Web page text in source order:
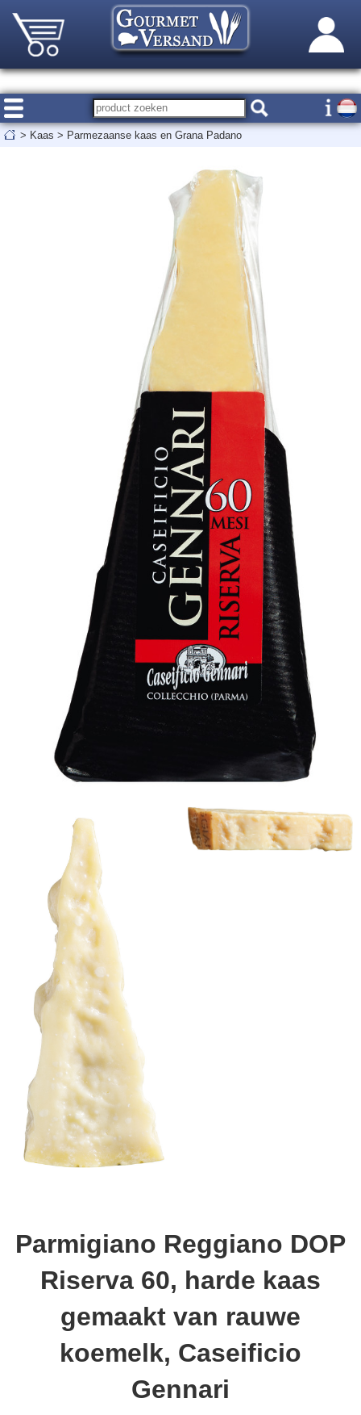
> Kaas > Parmezaanse kaas en Grana Padano
Parmigiano Reggiano DOP
Riserva 60, harde kaas
gemaakt van rauwe
koemelk, Caseificio
Gennari